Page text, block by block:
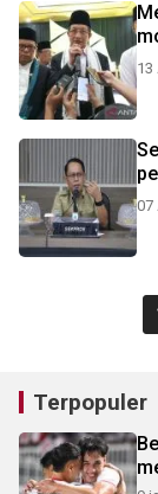
13
07
Terpopuler